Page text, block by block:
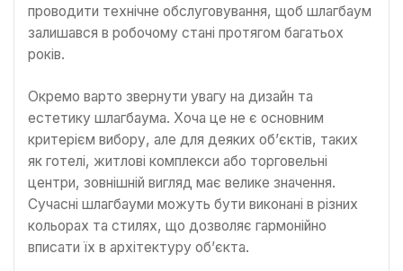
проводити технічне обслуговування, щоб шлагбаум
залишався в робочому стані протягом багатьох
років.
Окремо варто звернути увагу на дизайн та
естетику шлагбаума. Хоча це не є основним
критерієм вибору, але для деяких об’єктів, таких
як готелі, житлові комплекси або торговельні
центри, зовнішній вигляд має велике значення.
Сучасні шлагбауми можуть бути виконані в різних
кольорах та стилях, що дозволяє гармонійно
вписати їх в архітектуру об’єкта.